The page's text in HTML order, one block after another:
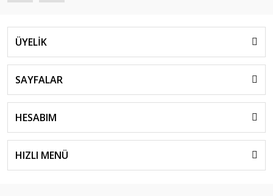
ÜYELİK
SAYFALAR
HESABIM
HIZLI MENÜ